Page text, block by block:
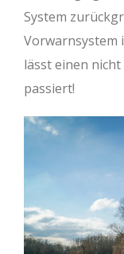
System
Vorwarnsystem
lässt einen
passiert!